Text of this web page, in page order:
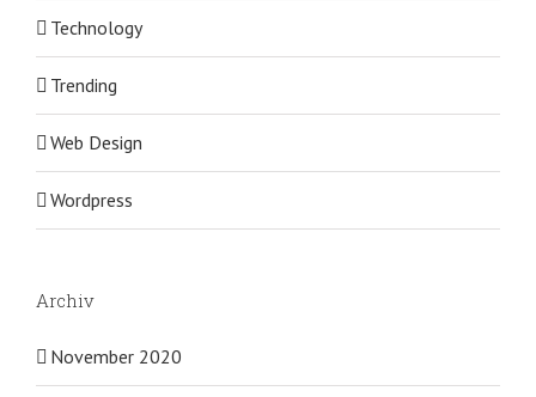
Technology
Trending
Web Design
Wordpress
Archiv
November 2020